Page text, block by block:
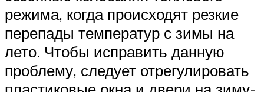
режима, когда происходят резкие
перепады температур с зимы на
лето. Чтобы исправить данную
проблему, следует отрегулировать